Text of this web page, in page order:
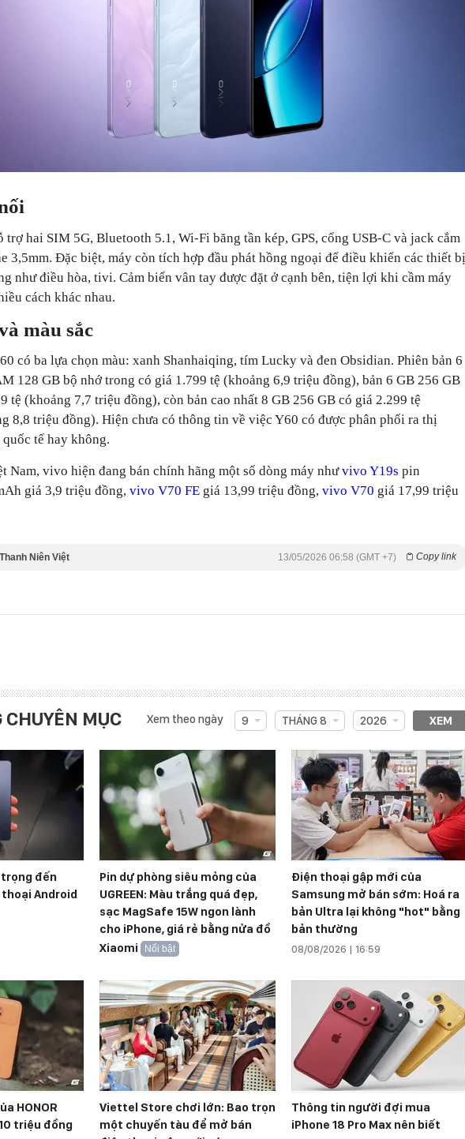
trợ hai SIM 5G, Bluetooth 5.1, Wi-Fi băng tần kép, GPS, cổng USB-C và jack cắm
3,5mm. Đặc biệt, máy còn tích hợp đầu phát hồng ngoại để điều khiển các thiết bị
như điều hòa, tivi. Cảm biến vân tay được đặt ở cạnh bên, tiện lợi khi cầm máy
cách khác nhau.
màu sắc
có ba lựa chọn màu: xanh Shanhaiqing, tím Lucky và đen Obsidian. Phiên bản 6
128 GB bộ nhớ trong có giá 1.799 tệ (khoảng 6,9 triệu đồng), bản 6 GB 256 GB
tệ (khoảng 7,7 triệu đồng), còn bản cao nhất 8 GB 256 GB có giá 2.299 tệ
8,8 triệu đồng). Hiện chưa có thông tin về việc Y60 có được phân phối ra thị
tế hay không.
Nam, vivo hiện đang bán chính hãng một số dòng máy nhưvivo Y19s pin
giá 3,9 triệu đồng, vivo V70 FE giá 13,99 triệu đồng, vivo V70 giá 17,99 triệu
Thanh Niên Việt Copy link
13/05/2026 06:58 (GMT +7)
CHUYÊN MỤC Xem theo ngày 9 THÁNG 8 2026 XEM
đến
Android
Pin dự phòng siêu mỏng của
UGREEN: Màu trắng quá đẹp,
sạc MagSafe 15W ngon lành
cho iPhone, giá rẻ bằng nửa đồ
Xiaomi
Nổi bật
Điện thoại gập mới của
Samsung mở bán sớm: Hoá ra
bản Ultra lại không "hot" bằng
bản thường
08/08/2026 | 16:59
HONOR
triệu đồng
Viettel Store chơi lớn: Bao trọn
một chuyến tàu để mở bán
Thông tin người đợi mua
iPhone 18 Pro Max nên biết